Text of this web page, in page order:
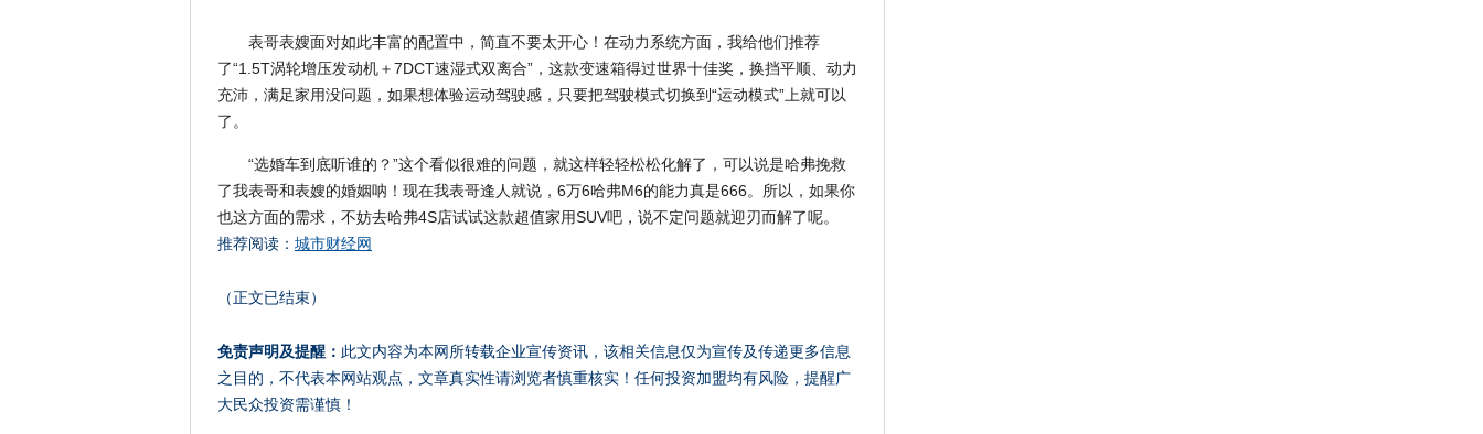
表哥表嫂面对如此丰富的配置中，简直不要太开心！在动力系统方面，我给他们推荐
了“1.5T涡轮增压发动机＋7DCT速湿式双离合”，这款变速箱得过世界十佳奖，换挡平顺、动力
充沛，满足家用没问题，如果想体验运动驾驶感，只要把驾驶模式切换到“运动模式”上就可以
了。
“选婚车到底听谁的？”这个看似很难的问题，就这样轻轻松松化解了，可以说是哈弗挽救
了我表哥和表嫂的婚姻呐！现在我表哥逢人就说，6万6哈弗M6的能力真是666。所以，如果你
也这方面的需求，不妨去哈弗4S店试试这款超值家用SUV吧，说不定问题就迎刃而解了呢。
推荐阅读： 城市财经网
（正文已结束）
免责声明及提醒： 此文内容为本网所转载企业宣传资讯，该相关信息仅为宣传及传递更多信息
之目的，不代表本网站观点，文章真实性请浏览者慎重核实！任何投资加盟均有风险，提醒广
大民众投资需谨慎！